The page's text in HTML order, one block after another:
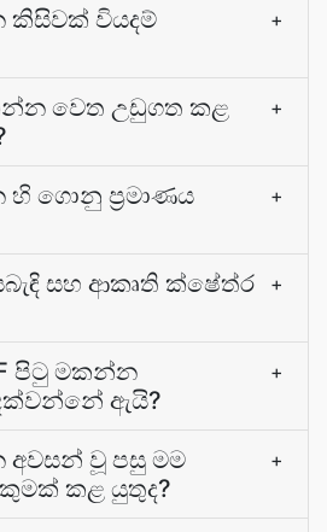
කිසිවක් වියදම්
+
වෙත උඩුගත කළ
+
හි ගොනු ප්‍රමාණය
+
සහ ආකෘති ක්ෂේත්ර
+
පිටු මකන්න
ඇයි?
+
අවසන් වූ පසු මම
කළ යුතුද?
+